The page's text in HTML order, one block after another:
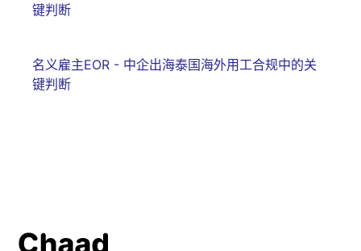
键判断
名义雇主EOR - 中企出海泰国海外用工合规中的关
键判断